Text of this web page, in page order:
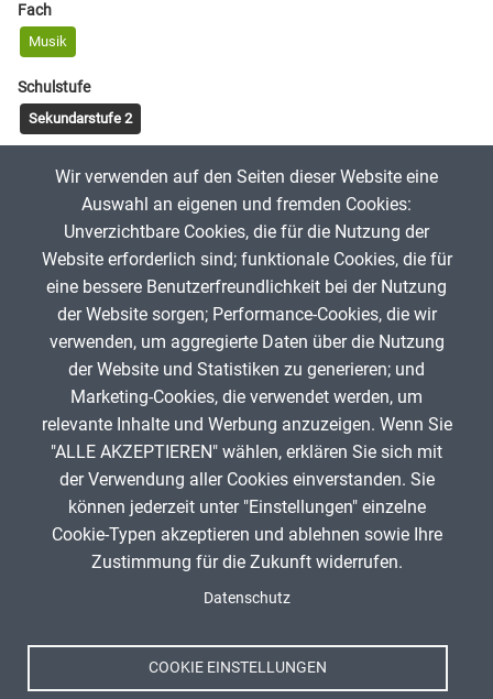
Fach
Musik
Schulstufe
Sekundarstufe 2
Passion Johannespassion Barock Oratorium
App melden
ANZEIGE
Spenden
Impressum
Wir verwenden auf den Seiten dieser Website eine
Auswahl an eigenen und fremden Cookies:
Unverzichtbare Cookies, die für die Nutzung der
Website erforderlich sind; funktionale Cookies, die für
eine bessere Benutzerfreundlichkeit bei der Nutzung
der Website sorgen; Performance-Cookies, die wir
verwenden, um aggregierte Daten über die Nutzung
der Website und Statistiken zu generieren; und
Marketing-Cookies, die verwendet werden, um
relevante Inhalte und Werbung anzuzeigen. Wenn Sie
"ALLE AKZEPTIEREN" wählen, erklären Sie sich mit
der Verwendung aller Cookies einverstanden. Sie
können jederzeit unter "Einstellungen" einzelne
Cookie-Typen akzeptieren und ablehnen sowie Ihre
Zustimmung für die Zukunft widerrufen.
Datenschutz
COOKIE EINSTELLUNGEN